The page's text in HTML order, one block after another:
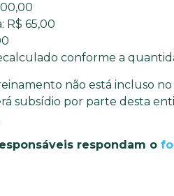
R$ 65,00
conforme a
não está incluso
subsídio por parte desta
respondam o